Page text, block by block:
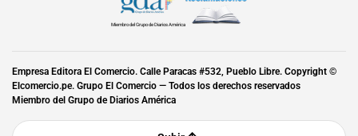
Miembro del Grupo de Diarios América
Empresa Editora El Comercio. Calle Paracas #532, Pueblo Libre. Copyright ©
Elcomercio.pe. Grupo El Comercio — Todos los derechos reservados
Miembro del Grupo de Diarios América